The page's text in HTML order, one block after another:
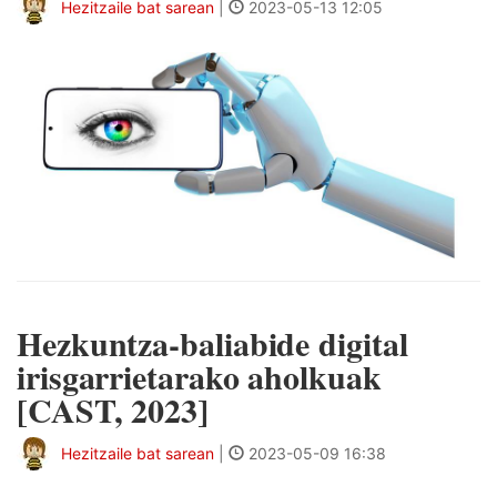
Hezitzaile bat sarean 2023-05-13 12:05
Hezkuntza-baliabide digital
irisgarrietarako aholkuak
[CAST, 2023]
Hezitzaile bat sarean 2023-05-09 16:38